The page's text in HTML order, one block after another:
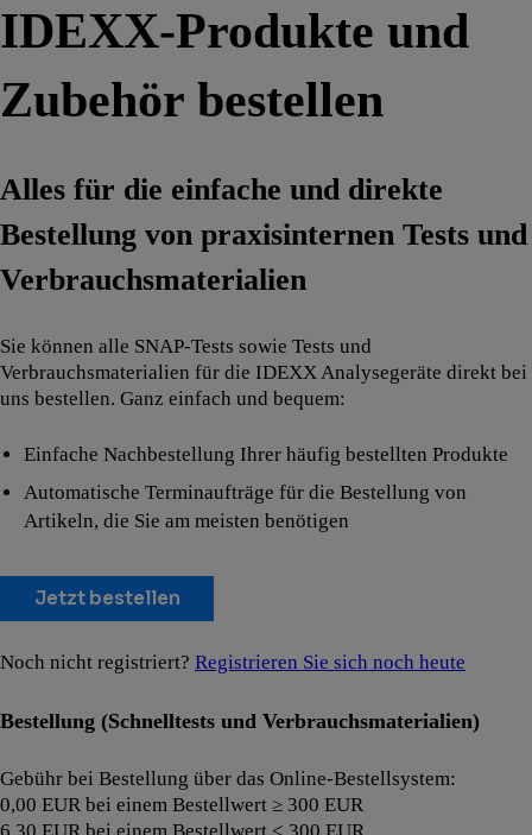
IDEXX-Produkte und
Zubehör bestellen
Alles für die einfache und direkte
Bestellung von praxisinternen Tests und
Verbrauchsmaterialien
Sie können alle SNAP-Tests sowie Tests und
Verbrauchsmaterialien für die IDEXX Analysegeräte direkt bei
uns bestellen. Ganz einfach und bequem:
Einfache Nachbestellung Ihrer häufig bestellten Produkte
Automatische Terminaufträge für die Bestellung von
Artikeln, die Sie am meisten benötigen
Jetzt bestellen
Noch nicht registriert? Registrieren Sie sich noch heute
Bestellung (Schnelltests und Verbrauchsmaterialien)
Gebühr bei Bestellung über das Online-Bestellsystem:
0,00 EUR bei einem Bestellwert ≥ 300 EUR